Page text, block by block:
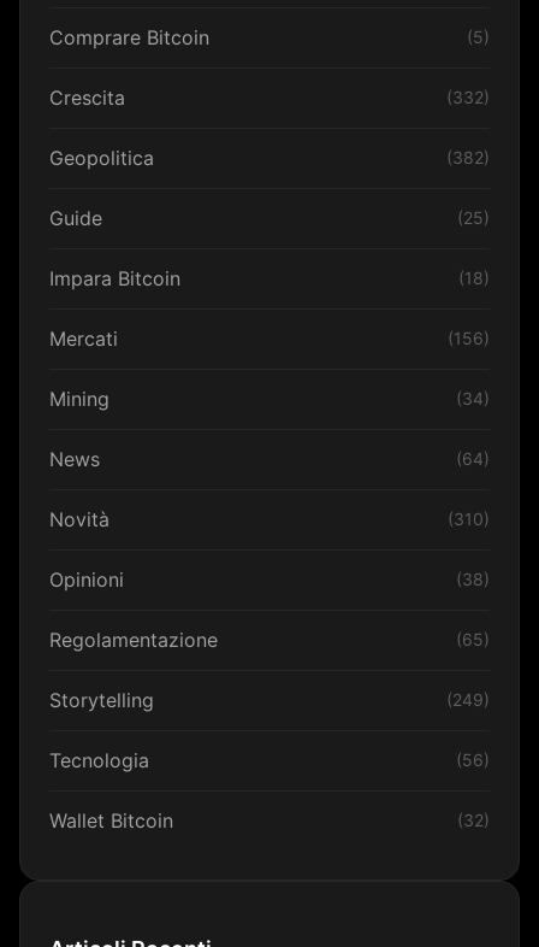
Comprare Bitcoin (5)
Crescita (332)
Geopolitica (382)
Guide (25)
Impara Bitcoin (18)
Mercati (156)
Mining (34)
News (64)
Novità (310)
Opinioni (38)
Regolamentazione (65)
Storytelling (249)
Tecnologia (56)
Wallet Bitcoin (32)